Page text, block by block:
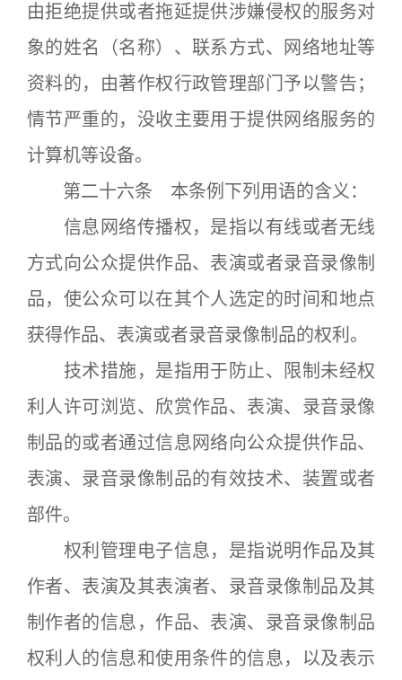
由拒绝提供或者拖延提供涉嫌侵权的服务对
象的姓名（名称）、联系方式、网络地址等
资料的，由著作权行政管理部门予以警告；
情节严重的，没收主要用于提供网络服务的
计算机等设备。
第二十六条 本条例下列用语的含义：
信息网络传播权，是指以有线或者无线
方式向公众提供作品、表演或者录音录像制
品，使公众可以在其个人选定的时间和地点
获得作品、表演或者录音录像制品的权利。
技术措施，是指用于防止、限制未经权
利人许可浏览、欣赏作品、表演、录音录像
制品的或者通过信息网络向公众提供作品、
表演、录音录像制品的有效技术、装置或者
部件。
权利管理电子信息，是指说明作品及其
作者、表演及其表演者、录音录像制品及其
制作者的信息，作品、表演、录音录像制品
权利人的信息和使用条件的信息，以及表示